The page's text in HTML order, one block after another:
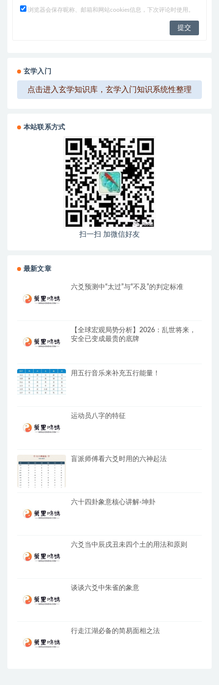
浏览器会保存昵称、邮箱和网站cookies信息，下次评论时使用。
玄学入门
点击进入玄学知识库，玄学入门知识系统性整理
本站联系方式
扫一扫 加微信好友
最新文章
六爻预测中“太过”与“不及”的判定标准
【全球宏观局势分析】2026：乱世将来，
安全已变成最贵的底牌
用五行音乐来补充五行能量！
运动员八字的特征
盲派师傅看六爻时用的六神起法
六十四卦象意核心讲解-坤卦
六爻当中辰戌丑未四个土的用法和原则
谈谈六爻中朱雀的象意
行走江湖必备的简易面相之法